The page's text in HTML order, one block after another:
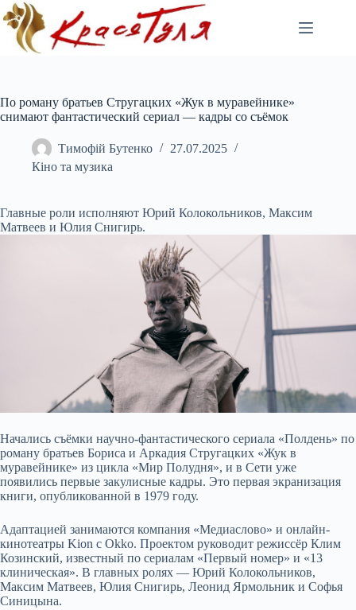
Перейти
до
вмісту
По роману братьев Стругацких «Жук в муравейнике»
снимают фантастический сериал — кадры со съёмок
Тимофій Бутенко
27.07.2025
Кіно та музика
Главные роли исполняют Юрий Колокольников, Максим
Матвеев и Юлия Снигирь.
Начались съёмки научно-фантастического сериала «Полдень» по
роману братьев Бориса и Аркадия Стругацких «Жук в
муравейнике» из цикла «Мир Полудня», и в Сети уже
появились первые закулисные кадры. Это первая экранизация
книги, опубликованной в 1979 году.
Адаптацией занимаются компания «Медиаслово» и онлайн-
кинотеатры Kion с Okko. Проектом руководит режиссёр Клим
Козинский, известный по сериалам «Первый номер» и «13
клиническая». В главных ролях — Юрий Колокольников,
Максим Матвеев, Юлия Снигирь, Леонид Ярмольник и Софья
Синицына.